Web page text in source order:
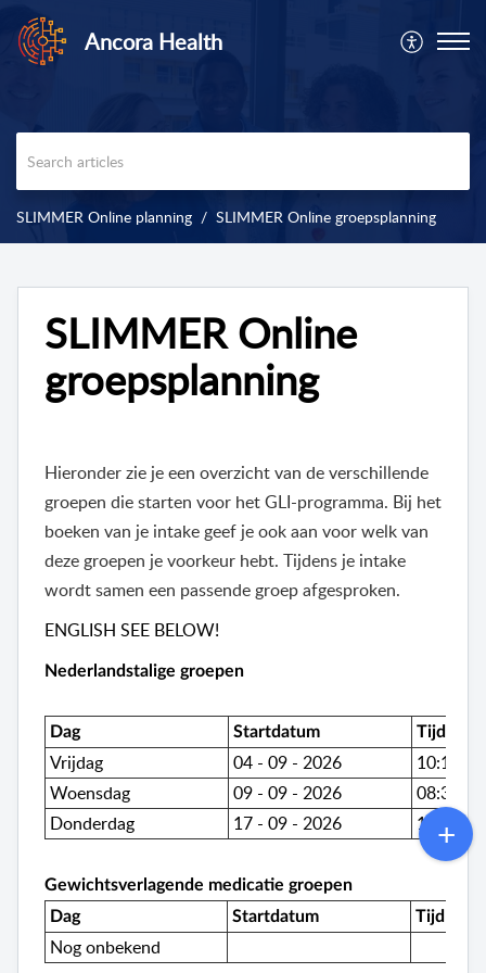
Ancora Health
SLIMMER Online planning SLIMMER Online groepsplanning
SLIMMER Online
groepsplanning
Hieronder zie je een overzicht van de verschillende
groepen die starten voor het GLI-programma. Bij het
boeken van je intake geef je ook aan voor welk van
deze groepen je voorkeur hebt. Tijdens je intake
wordt samen een passende groep afgesproken.
ENGLISH SEE BELOW!
Nederlandstalige groepen
Dag Startdatum Tijd
Vrijdag 04 - 09 - 2026
10:15 -
Woensdag
09 - 09 - 2026
08:30 -
Donderdag
17 - 09 - 2026 18:30 -
Gewichtsverlagende medicatie groepen
Dag
Startdatum Tijd
Nog onbekend